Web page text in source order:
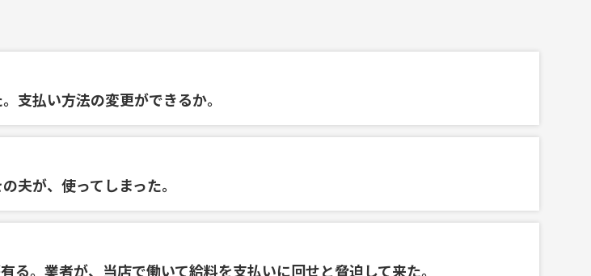
支払い方法の変更ができるか。
夫が、使ってしまった。
。業者が、当店で働いて給料を支払いに回せと脅迫して来た。